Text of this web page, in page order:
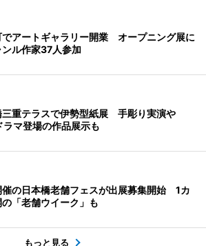
でアートギャラリー開業 オープニング展に
ンル作家37人参加
三重テラスで伊勢型紙展 手彫り実演や
ラマ登場の作品展示も
催の日本橋老舗フェスが出展募集開始 1カ
の「老舗ウイーク」も
もっと見る